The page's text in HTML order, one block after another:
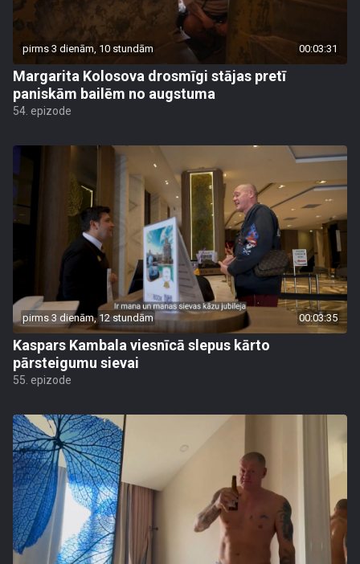
pirms 3 dienām, 10 stundām 00:03:31
Margarita Kolosova drosmīgi stājas pretī
paniskām bailēm no augstuma
54. epizode
pirms 3 dienām, 12 stundām 00:03:35
Kaspars Kambala viesnīcā slepus kārto
pārsteigumu sievai
55. epizode